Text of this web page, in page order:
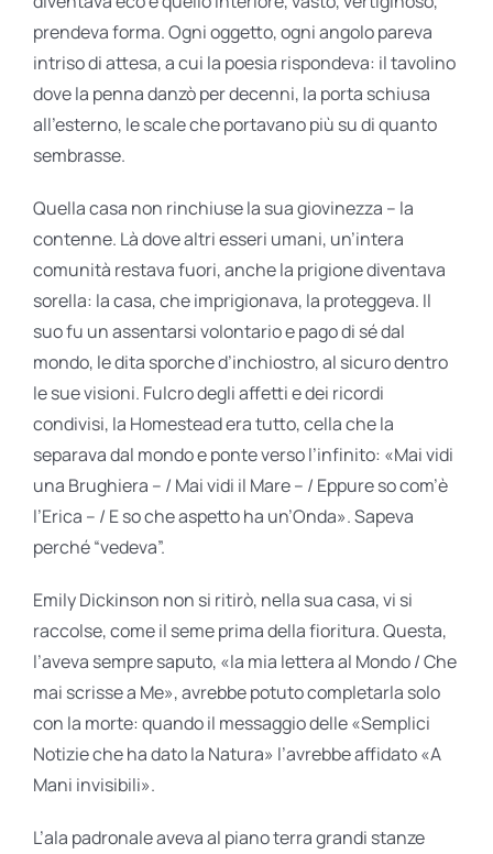
prendeva forma. Ogni oggetto, ogni angolo pareva
intriso di attesa, a cui la poesia rispondeva: il tavolino
dove la penna danzò per decenni, la porta schiusa
all’esterno, le scale che portavano più su di quanto
sembrasse.
Quella casa non rinchiuse la sua giovinezza – la
contenne. Là dove altri esseri umani, un’intera
comunità restava fuori, anche la prigione diventava
sorella: la casa, che imprigionava, la proteggeva. Il
suo fu un assentarsi volontario e pago di sé dal
mondo, le dita sporche d’inchiostro, al sicuro dentro
le sue visioni. Fulcro degli affetti e dei ricordi
condivisi, la Homestead era tutto, cella che la
separava dal mondo e ponte verso l’infinito: «Mai vidi
una Brughiera – / Mai vidi il Mare – / Eppure so com’è
l’Erica – / E so che aspetto ha un’Onda». Sapeva
perché “vedeva”.
Emily Dickinson non si ritirò, nella sua casa, vi si
raccolse, come il seme prima della fioritura. Questa,
l’aveva sempre saputo, «la mia lettera al Mondo / Che
mai scrisse a Me», avrebbe potuto completarla solo
con la morte: quando il messaggio delle «Semplici
Notizie che ha dato la Natura» l’avrebbe affidato «A
Mani invisibili».
L’ala padronale aveva al piano terra grandi stanze